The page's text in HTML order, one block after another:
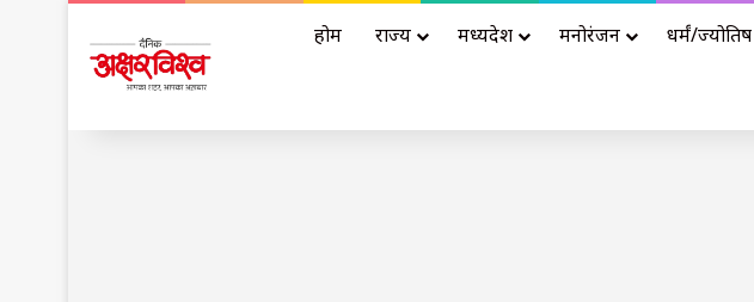
होम राज्य मध्यप्रदेश मनोरंजन धर्मं/ज्योतिष